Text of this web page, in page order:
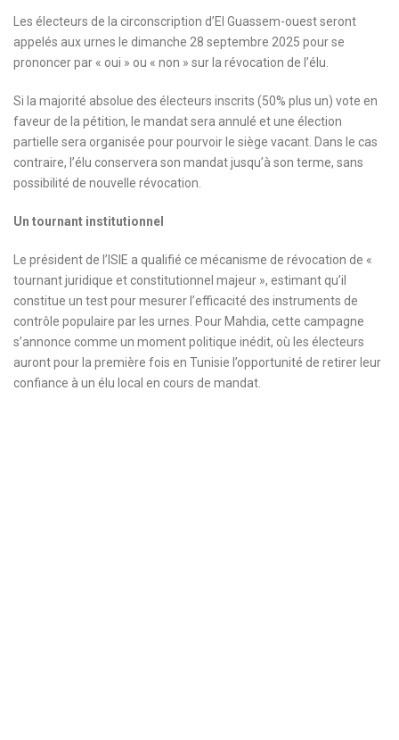
Les électeurs de la circonscription d’El Guassem-ouest seront
appelés aux urnes le dimanche 28 septembre 2025 pour se
prononcer par « oui » ou « non » sur la révocation de l’élu.
Si la majorité absolue des électeurs inscrits (50% plus un) vote en
faveur de la pétition, le mandat sera annulé et une élection
partielle sera organisée pour pourvoir le siège vacant. Dans le cas
contraire, l’élu conservera son mandat jusqu’à son terme, sans
possibilité de nouvelle révocation.
Un tournant institutionnel
Le président de l’ISIE a qualifié ce mécanisme de révocation de «
tournant juridique et constitutionnel majeur », estimant qu’il
constitue un test pour mesurer l’efficacité des instruments de
contrôle populaire par les urnes. Pour Mahdia, cette campagne
s’annonce comme un moment politique inédit, où les électeurs
auront pour la première fois en Tunisie l’opportunité de retirer leur
confiance à un élu local en cours de mandat.